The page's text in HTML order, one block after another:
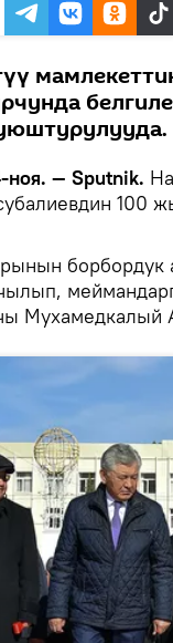
— Sputnik.
100
борбордук
Мухамедкалый